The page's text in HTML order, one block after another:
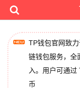
TP钱包官网致
链钱包服务，全
入。用户可通
币